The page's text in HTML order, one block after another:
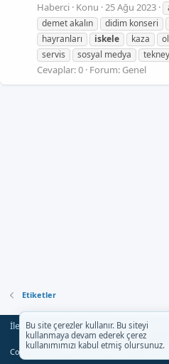
Haberci Konu 25 Ağu 2023
demet akalın
didim konseri
hayranları
iskele kaza
servis
sosyal medya
Cevaplar: 0 Forum: Genel
Etiketler
İletişim Şartlar Gizlilik Yardım
Community platform by XenForo® ©
Bu site çerezler kullanır. Bu siteyi
kullanmaya devam ederek çerez
kullanımımızı kabul etmiş olursunuz.